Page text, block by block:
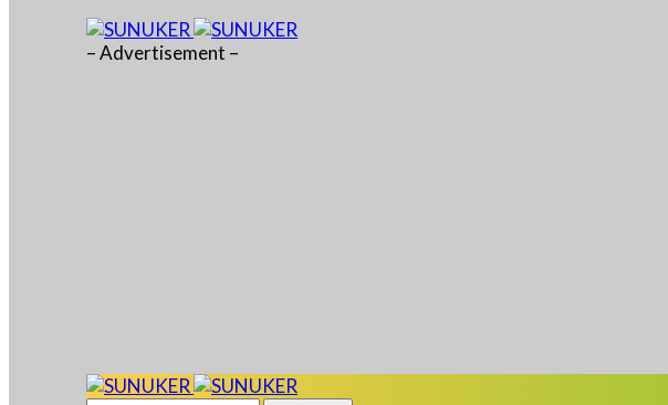
– Advertisement –